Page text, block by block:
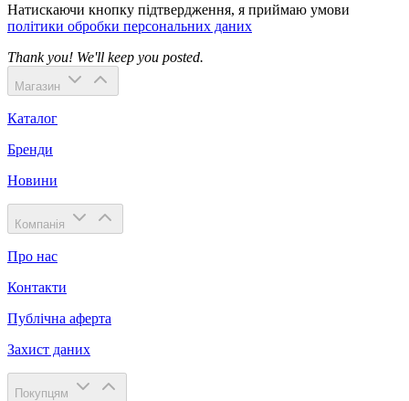
Натискаючи кнопку підтвердження, я приймаю умови
політики обробки персональних даних
Thank you! We'll keep you posted.
Магазин
Каталог
Бренди
Новини
Компанія
Про нас
Контакти
Публічна аферта
Захист даних
Покупцям